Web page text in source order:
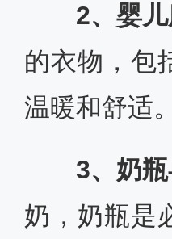
2、婴儿
的衣物，包
温暖和舒适。
3、奶瓶
奶，奶瓶是